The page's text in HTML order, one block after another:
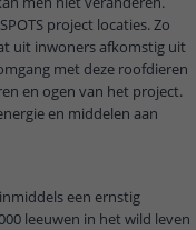
project locaties. Zo
uit inwoners afkomstig uit
met deze roofdieren
en ogen van het project.
en middelen aan
een ernstig
leeuwen in het wild leven